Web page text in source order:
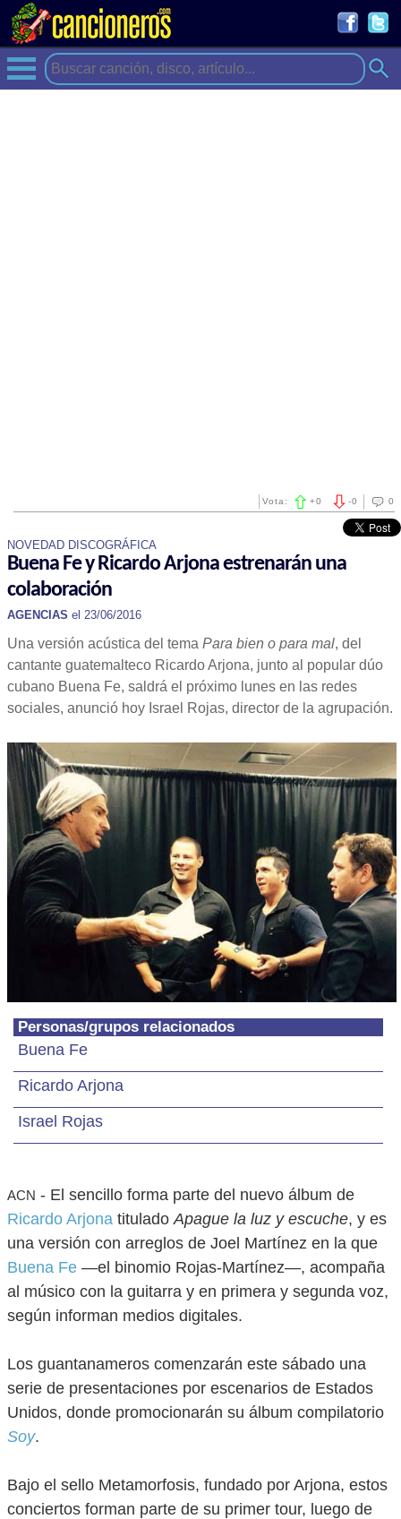
0
-0
Vota: +0
NOVEDAD DISCOGRÁFICA
Buena Fe y Ricardo Arjona estrenarán una
colaboración
AGENCIAS el 23/06/2016
Una versión acústica del tema Para bien o para mal, del
cantante guatemalteco Ricardo Arjona, junto al popular dúo
cubano Buena Fe, saldrá el próximo lunes en las redes
sociales, anunció hoy Israel Rojas, director de la agrupación.
Personas/grupos relacionados
Buena Fe
Ricardo Arjona
Israel Rojas
ACN - El sencillo forma parte del nuevo álbum de
Ricardo Arjona tituladoApague la luz y escuche, y es
una versión con arreglos de Joel Martínez en la que
Buena Fe —el binomio Rojas-Martínez—, acompaña
al músico con la guitarra y en primera y segunda voz,
según informan medios digitales.
Los guantanameros comenzarán este sábado una
serie de presentaciones por escenarios de Estados
Unidos, donde promocionarán su álbum compilatorio
Soy.
Bajo el sello Metamorfosis, fundado por Arjona, estos
conciertos forman parte de su primer tour, luego de